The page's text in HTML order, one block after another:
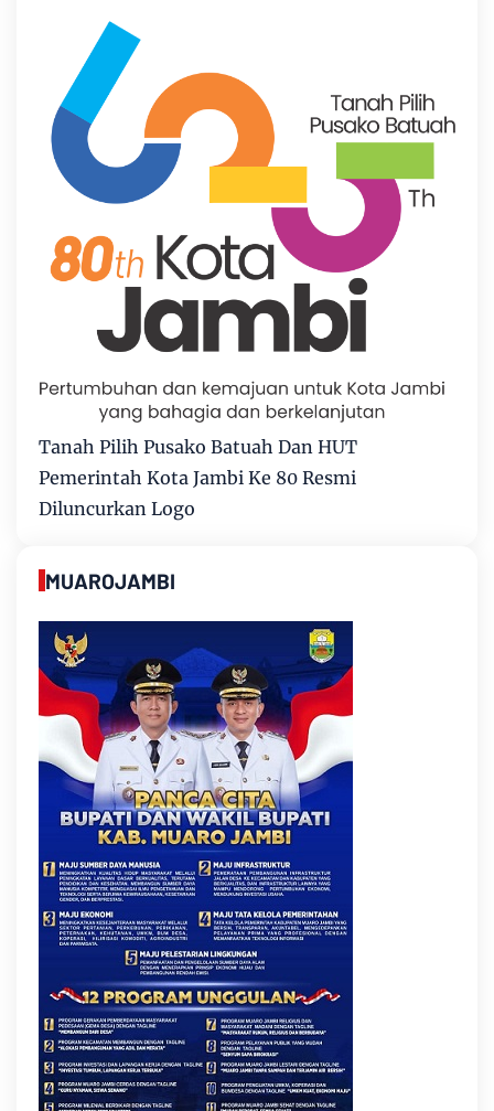
Tanah Pilih Pusako Batuah Dan HUT
Pemerintah Kota Jambi Ke 80 Resmi
Diluncurkan Logo
MUAROJAMBI